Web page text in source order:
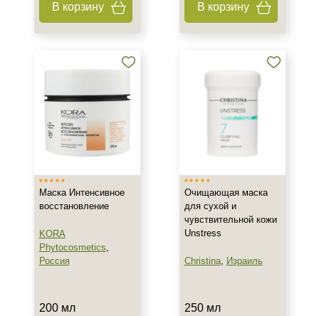
Ингредиенты
Алоэ
Витамин E
Витамин А
Показать еще
Для женщин
Пилинг
В корзину В корзину
Маска Интенсивное
восстановление
KORA
Phytocosmetics,
Россия
200 мл
Очищающая маска
для сухой и
чувствительной кожи
Unstress
Christina, Израиль
250 мл